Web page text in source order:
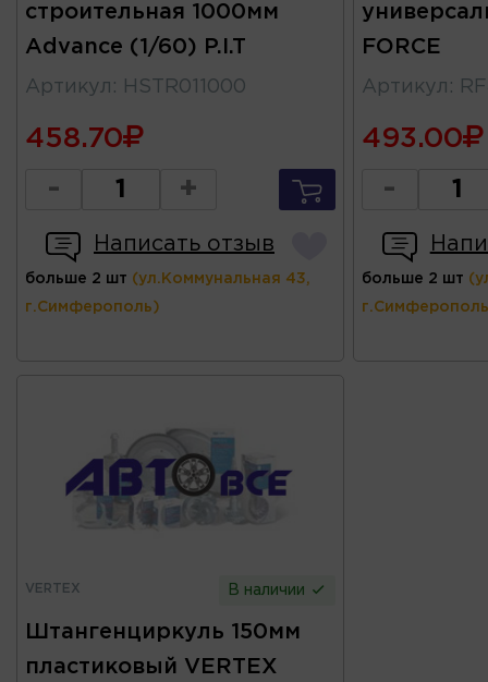
строительная 1000мм
Advance (1/60) P.I.T
Артикул : HSTR011000
458.70
- +
Написать отзыв
больше 2 шт (ул.Коммунальная 43,
г.Симферополь)
FORCE
Артикул :
493.00
-
больше 2 шт
VERTEX В наличии
Штангенциркуль 150мм
пластиковый VERTEX